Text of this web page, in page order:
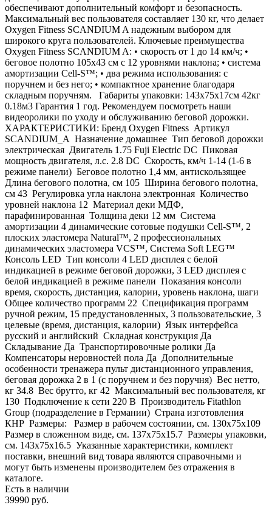
обеспечивают дополнительный комфорт и безопасность.
Максимальный вес пользователя составляет 130 кг, что делает
Oxygen Fitness SCANDIUM A надежным выбором для
широкого круга пользователей. Ключевые преимущества
Oxygen Fitness SCANDIUM A: • скорость от 1 до 14 км/ч; •
беговое полотно 105х43 см с 12 уровнями наклона; • система
амортизации Cell-S™; • два режима использования: с
поручнем и без него; • компактное хранение благодаря
складным поручням. Габариты упаковки: 143х75х17см 42кг
0.18м3 Гарантия 1 год. Рекомендуем посмотреть наши
видеоролики по уходу и обслуживанию беговой дорожки.
ХАРАКТЕРИСТИКИ: Бренд Oxygen Fitness Артикул
SCANDIUM_A Назначение домашнее Тип беговой дорожки
электрическая Двигатель 1.75 Fuji Electric DC Пиковая
мощность двигателя, л.с. 2.8 DC Скорость, км/ч 1-14 (1-6 в
режиме панели) Беговое полотно 1,4 мм, антискользящее
Длина бегового полотна, см 105 Ширина бегового полотна,
см 43 Регулировка угла наклона электронная Количество
уровней наклона 12 Материал деки МДФ,
парафинированная Толщина деки 12 мм Система
амортизации 4 динамические сотовые подушки Cell-S™, 2
плоских эластомера Natural™, 2 профессиональных
динамических эластомера VCS™, Система Soft LEG™
Консоль LED Тип консоли 4 LED дисплея с белой
индикацией в режиме беговой дорожки, 3 LED дисплея с
белой индикацией в режиме панели Показания консоли
время, скорость, дистанция, калории, уровень наклона, шаги
Общее количество программ 22 Спецификация программ
ручной режим, 15 предустановленных, 3 пользовательские, 3
целевые (время, дистанция, калории) Язык интерфейса
русский и английский Складная конструкция Да
Складывание Да Транспортировочные ролики Да
Компенсаторы неровностей пола Да Дополнительные
особенности тренажера пульт дистанционного управления,
беговая дорожка 2 в 1 (с поручнем и без поручня) Вес нетто,
кг 34.8 Вес брутто, кг 42 Максимальный вес пользователя, кг
130 Подключение к сети 220 В Производитель Fitathlon
Group (подразделение в Германии) Страна изготовления
КНР Размеры: Размер в рабочем состоянии, см. 130х75x109
Размер в сложенном виде, см. 137х75x15.7 Размеры упаковки,
см. 143х75x16.5 Указанные характеристики, комплект
поставки, внешний вид товара являются справочными и
могут быть изменены производителем без отражения в
каталоге.
Есть в наличии
39990 руб.